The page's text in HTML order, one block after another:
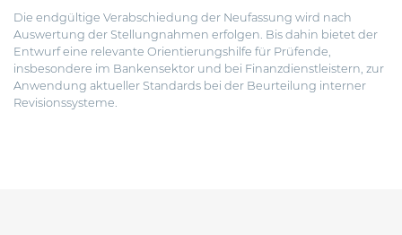
Die endgültige Verabschiedung der Neufassung wird nach
Auswertung der Stellungnahmen erfolgen. Bis dahin bietet der
Entwurf eine relevante Orientierungshilfe für Prüfende,
insbesondere im Bankensektor und bei Finanzdienstleistern, zur
Anwendung aktueller Standards bei der Beurteilung interner
Revisionssysteme.